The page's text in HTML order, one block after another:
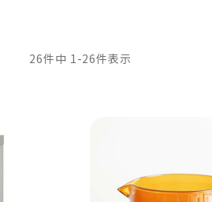
26件中 1-26件表示